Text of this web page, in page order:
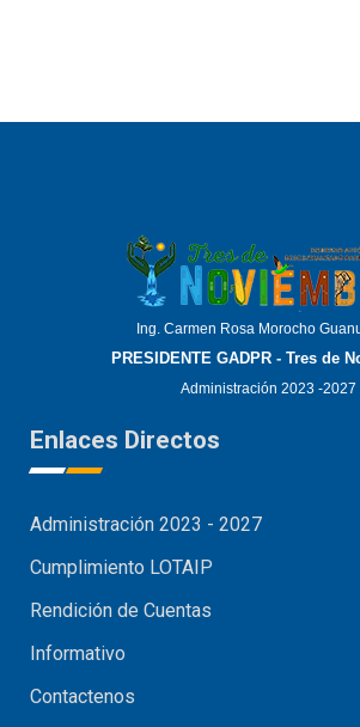
Ing. Carmen Rosa Morocho
PRESIDENTE GADPR - Tres de
Administración 2023 -2027
Enlaces Directos
Administración 2023 - 2027
Cumplimiento LOTAIP
Rendición de Cuentas
Informativo
Contactenos